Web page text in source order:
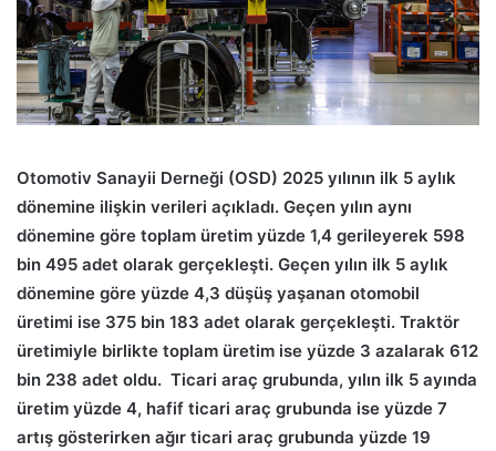
Otomotiv Sanayii Derneği (OSD) 2025 yılının ilk 5 aylık
dönemine ilişkin verileri açıkladı. Geçen yılın aynı
dönemine göre toplam üretim yüzde 1,4 gerileyerek 598
bin 495 adet olarak gerçekleşti. Geçen yılın ilk 5 aylık
dönemine göre yüzde 4,3 düşüş yaşanan otomobil
üretimi ise 375 bin 183 adet olarak gerçekleşti. Traktör
üretimiyle birlikte toplam üretim ise yüzde 3 azalarak 612
bin 238 adet oldu. Ticari araç grubunda, yılın ilk 5 ayında
üretim yüzde 4, hafif ticari araç grubunda ise yüzde 7
artış gösterirken ağır ticari araç grubunda yüzde 19